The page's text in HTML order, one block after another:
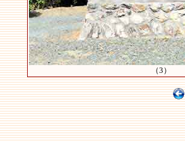
（3）